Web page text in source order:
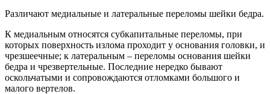
Различают медиальные и латеральные переломы шейки бедра.
К медиальным относятся субкапитальные переломы, при
которых поверхность излома проходит у основания головки, и
чрезшеечные; к латеральным – переломы основания шейки
бедра и чрезвертельные. Последние нередко бывают
оскольчатыми и сопровождаются отломками большого и
малого вертелов.